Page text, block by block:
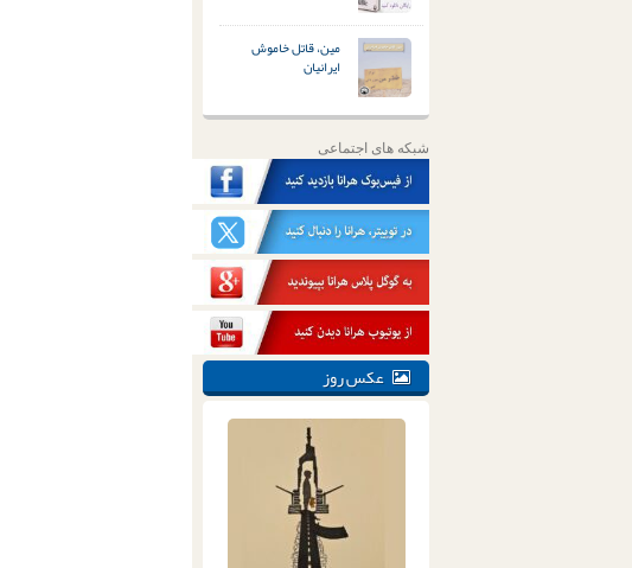
مین، قاتل خاموش
ایرانیان
شبکه های اجتماعی
عکس روز